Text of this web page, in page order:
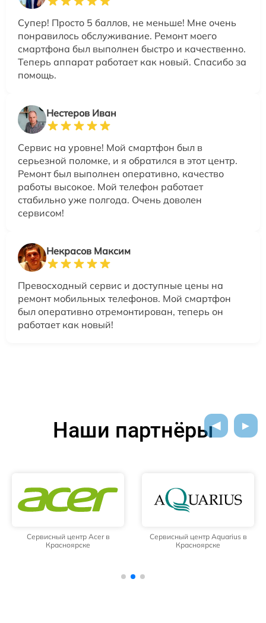
Супер! Просто 5 баллов, не меньше! Мне очень
понравилось обслуживание. Ремонт моего
смартфона был выполнен быстро и качественно.
Теперь аппарат работает как новый. Спасибо за
помощь.
Нестеров Иван
Сервис на уровне! Мой смартфон был в
серьезной поломке, и я обратился в этот центр.
Ремонт был выполнен оперативно, качество
работы высокое. Мой телефон работает
стабильно уже полгода. Очень доволен
сервисом!
Некрасов Максим
Превосходный сервис и доступные цены на
ремонт мобильных телефонов. Мой смартфон
был оперативно отремонтирован, теперь он
работает как новый!
Наши партнёры
Сервисный центр Acer в
Красноярске
Сервисный центр Aquarius в
Красноярске